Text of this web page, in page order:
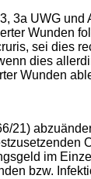
3a UWG
Wunden
sei dies
dies
Wunden
21)
im
bzw.